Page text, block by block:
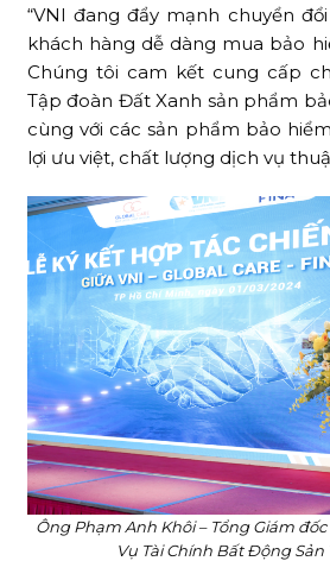
“VNI đang đẩy mạnh chuyển
khách hàng dễ dàng mua bảo
Chúng tôi cam kết cung cấp
Tập đoàn Đất Xanh sản phẩm
cùng với các sản phẩm bảo
lợi ưu việt, chất lượng dịch vụ
Ông Phạm Anh Khôi – Tổng Giám
Vụ Tài Chính Bất Động Sản